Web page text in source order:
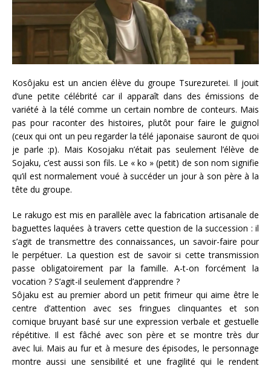
Kosôjaku est un ancien élève du groupe Tsurezuretei. Il jouit
d’une petite célébrité car il apparaît dans des émissions de
variété à la télé comme un certain nombre de conteurs. Mais
pas pour raconter des histoires, plutôt pour faire le guignol
(ceux qui ont un peu regarder la télé japonaise sauront de quoi
je parle :p). Mais Kosojaku n’était pas seulement l’élève de
Sojaku, c’est aussi son fils. Le « ko » (petit) de son nom signifie
qu’il est normalement voué à succéder un jour à son père à la
tête du groupe.
Le rakugo est mis en parallèle avec la fabrication artisanale de
baguettes laquées à travers cette question de la succession : il
s’agit de transmettre des connaissances, un savoir-faire pour
le perpétuer. La question est de savoir si cette transmission
passe obligatoirement par la famille. A-t-on forcément la
vocation ? S’agit-il seulement d’apprendre ?
Sôjaku est au premier abord un petit frimeur qui aime être le
centre d’attention avec ses fringues clinquantes et son
comique bruyant basé sur une expression verbale et gestuelle
répétitive. Il est fâché avec son père et se montre très dur
avec lui. Mais au fur et à mesure des épisodes, le personnage
montre aussi une sensibilité et une fragilité qui le rendent